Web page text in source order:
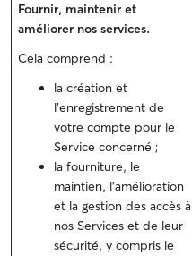
Fournir, maintenir et
améliorer nos services.
Cela comprend :
la création et
l'enregistrement de
votre compte pour le
Service concerné ;
la fourniture, le
maintien, l’amélioration
et la gestion des accès à
nos Services et de leur
sécurité, y compris le